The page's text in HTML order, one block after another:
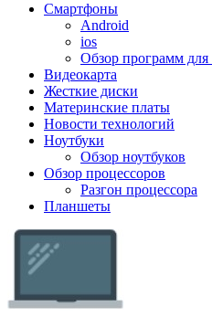
Смартфоны
Android
ios
Обзор программ для
Видеокарта
Жесткие диски
Материнские платы
Новости технологий
Ноутбуки
Обзор ноутбуков
Обзор процессоров
Разгон процессора
Планшеты